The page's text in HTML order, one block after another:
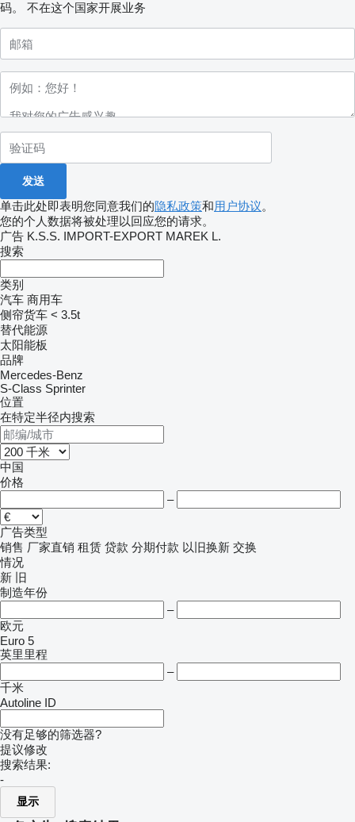
码。
不在这个国家开展业务
单击此处即表明您同意我们的隐私政策和用户协议。
您的个人数据将被处理以回应您的请求。
广告 K.S.S. IMPORT-EXPORT MAREK L.
搜索
类别
汽车 商用车
侧帘货车 < 3.5t
替代能源
太阳能板
品牌
Mercedes-Benz
S-Class Sprinter
位置
在特定半径内搜索
中国
价格
–
广告类型
销售 厂家直销 租赁 贷款 分期付款 以旧换新 交换
情况
新 旧
制造年份
–
欧元
Euro 5
英里里程
–
千米
Autoline ID
没有足够的筛选器?
提议修改
搜索结果:
-
显示